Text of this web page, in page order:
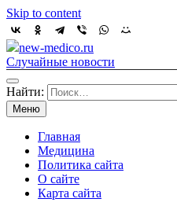
Skip to content
new-medico.ru
Случайные новости
Найти:
Меню
Главная
Медицина
Политика сайта
О сайте
Карта сайта